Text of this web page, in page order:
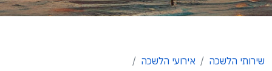
שירותי הלשכה אירועי הלשכה